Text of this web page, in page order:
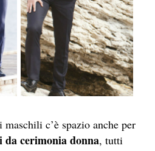
c’è spazio anche per
da cerimonia donna, tutti